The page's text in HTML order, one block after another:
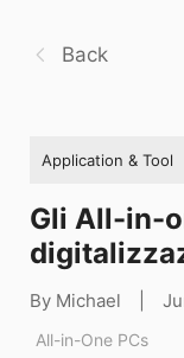
Back
Application & Tool
Gli All-in-
By Michael
All-in-One PCs